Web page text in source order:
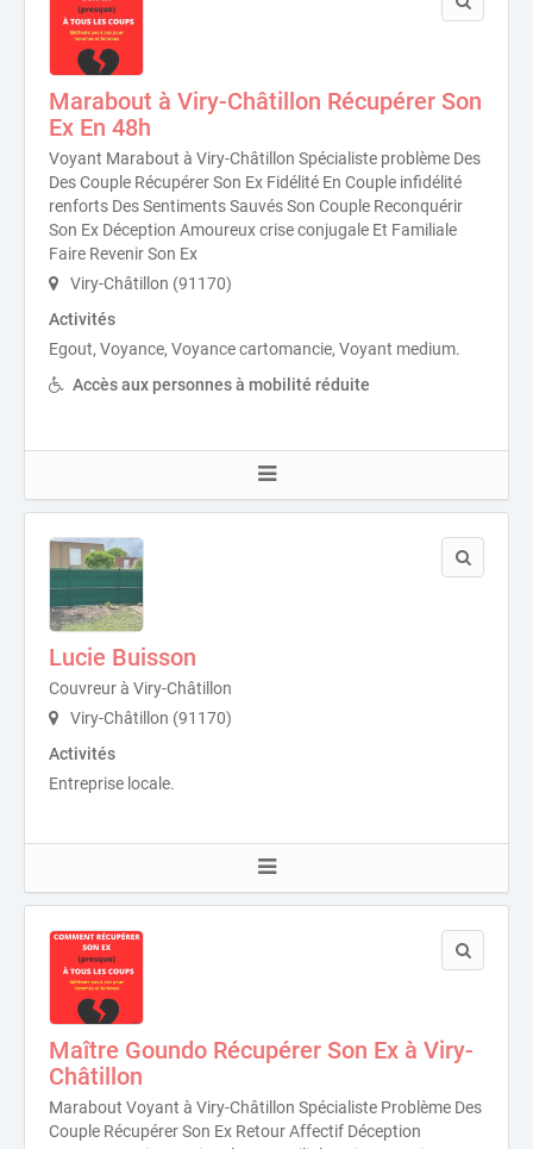
Marabout à Viry-Châtillon Récupérer Son
Ex En 48h
Voyant Marabout à Viry-Châtillon Spécialiste problème Des
Des Couple Récupérer Son Ex Fidélité En Couple infidélité
renforts Des Sentiments Sauvés Son Couple Reconquérir
Son Ex Déception Amoureux crise conjugale Et Familiale
Faire Revenir Son Ex
Viry-Châtillon (91170)
Activités
Egout, Voyance, Voyance cartomancie, Voyant medium.
Accès aux personnes à mobilité réduite
Lucie Buisson
Couvreur à Viry-Châtillon
Viry-Châtillon (91170)
Activités
Entreprise locale.
Maître Goundo Récupérer Son Ex à Viry-
Châtillon
Marabout Voyant à Viry-Châtillon Spécialiste Problème Des
Couple Récupérer Son Ex Retour Affectif Déception